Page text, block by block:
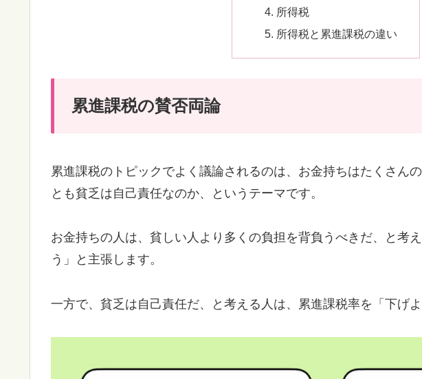
所得税
所得税と累進課税の違い
累進課税の賛否両論
累進課税のトピックでよく議論されるのは、お金持ちはたくさん
とも貧乏は自己責任なのか、というテーマです。
お金持ちの人は、貧しい人より多くの負担を背負うべきだ、と考
う」と主張します。
一方で、貧乏は自己責任だ、と考える人は、累進課税率を「下げよ